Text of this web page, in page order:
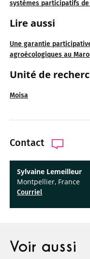
systèmes participatifs
Lire aussi
Une garantie
agroécologiques au
Unité de
Moisa
Contact
Sylvaine Lemeilleur
Montpellier, France
Courriel
Voir aussi